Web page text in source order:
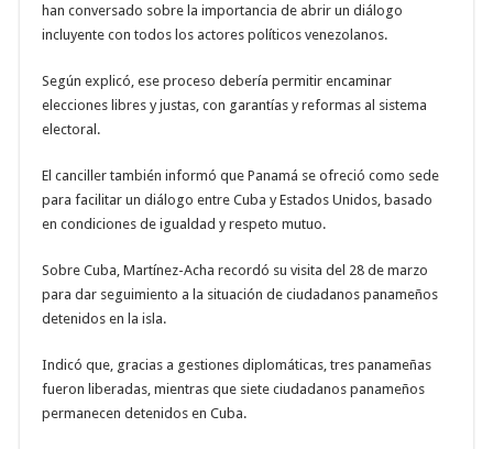
han conversado sobre la importancia de abrir un diálogo
incluyente con todos los actores políticos venezolanos.
Según explicó, ese proceso debería permitir encaminar
elecciones libres y justas, con garantías y reformas al sistema
electoral.
El canciller también informó que Panamá se ofreció como sede
para facilitar un diálogo entre Cuba y Estados Unidos, basado
en condiciones de igualdad y respeto mutuo.
Sobre Cuba, Martínez-Acha recordó su visita del 28 de marzo
para dar seguimiento a la situación de ciudadanos panameños
detenidos en la isla.
Indicó que, gracias a gestiones diplomáticas, tres panameñas
fueron liberadas, mientras que siete ciudadanos panameños
permanecen detenidos en Cuba.